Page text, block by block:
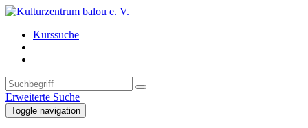
Kurssuche
Erweiterte Suche
Toggle navigation